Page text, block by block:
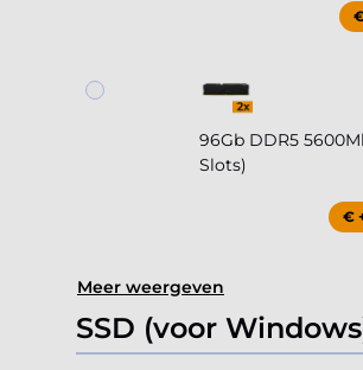
96Gb DDR5
Slots)
€
Meer weergeven
SSD (voor